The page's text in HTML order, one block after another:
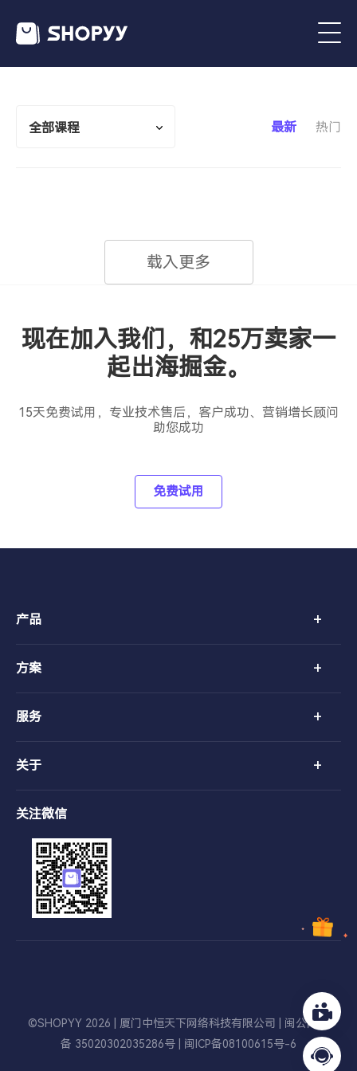
全部课程 最新 热门
载入更多
现在加入我们，和25万卖家一
起出海掘金。
15天免费试用，专业技术售后，客户成功、营销增长顾问
助您成功
免费试用
产品 +
方案 +
服务 +
关于 +
关注微信
©SHOPYY 2026 | 厦门中恒天下网络科技有限公司 | 闽公网安
备 35020302035286号
闽ICP备08100615号-6